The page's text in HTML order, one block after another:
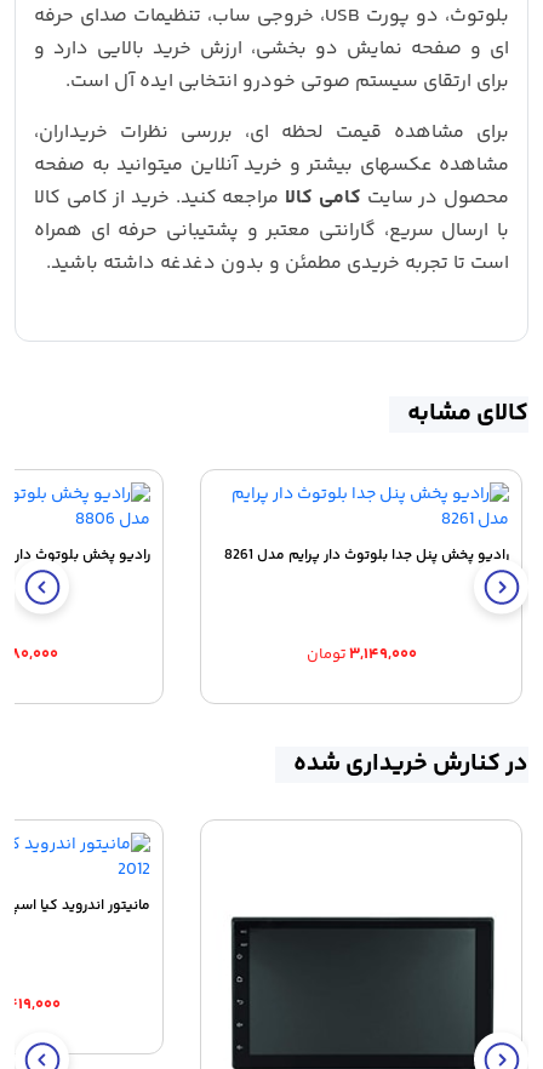
بلوتوث، دو پورت USB، خروجی ساب، تنظیمات صدای حرفه‌
ای و صفحه نمایش دو بخشی، ارزش خرید بالایی دارد و
برای ارتقای سیستم صوتی خودرو انتخابی ایده‌ آل است.
برای مشاهده قیمت لحظه‌ ای، بررسی نظرات خریداران،
مشاهده عکسهای بیشتر و خرید آنلاین میتوانید به صفحه
محصول در سایت کامی کالا مراجعه کنید. خرید از کامی کالا
با ارسال سریع، گارانتی معتبر و پشتیبانی حرفه‌ ای همراه
است تا تجربه خریدی مطمئن و بدون دغدغه داشته باشید.
کالای مشابه
رادیو پخش پنل جدا بلوتوث دار پرایم مدل 8261
۳,۱۴۹,۰۰۰تومان
رادیو پخش بلوتوث دار
در کنارش خریداری شده
مانیتور اندروید کیا اسپورتیج